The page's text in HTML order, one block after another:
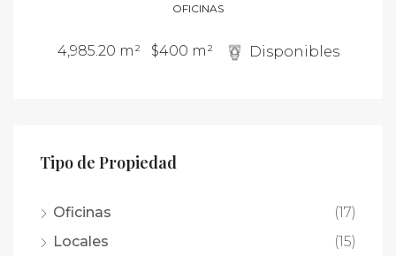
OFICINAS
4,985.20 m² $400 m² Disponibles
Tipo de Propiedad
Oficinas
(17)
Locales
(15)